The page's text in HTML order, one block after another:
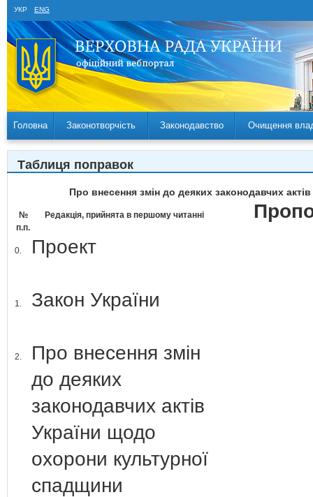
УКР ENG
Головна Законотворчість Законодавство Очищення
Таблиця поправок
Про внесення змін до деяких законодавчих
№
п.п.
Редакція, прийнята в першому читанні
0. Проект
1. Закон України
2.
Про внесення змін
до деяких
законодавчих актів
України щодо
охорони культурної
спадщини